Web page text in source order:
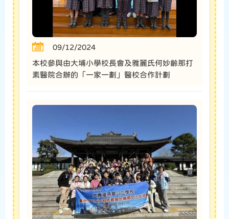
09/12/2024
本校參與由大埔小學校長會及雅麗氏何妙齡那打
素醫院合辦的「一家一劃」醫校合作計劃